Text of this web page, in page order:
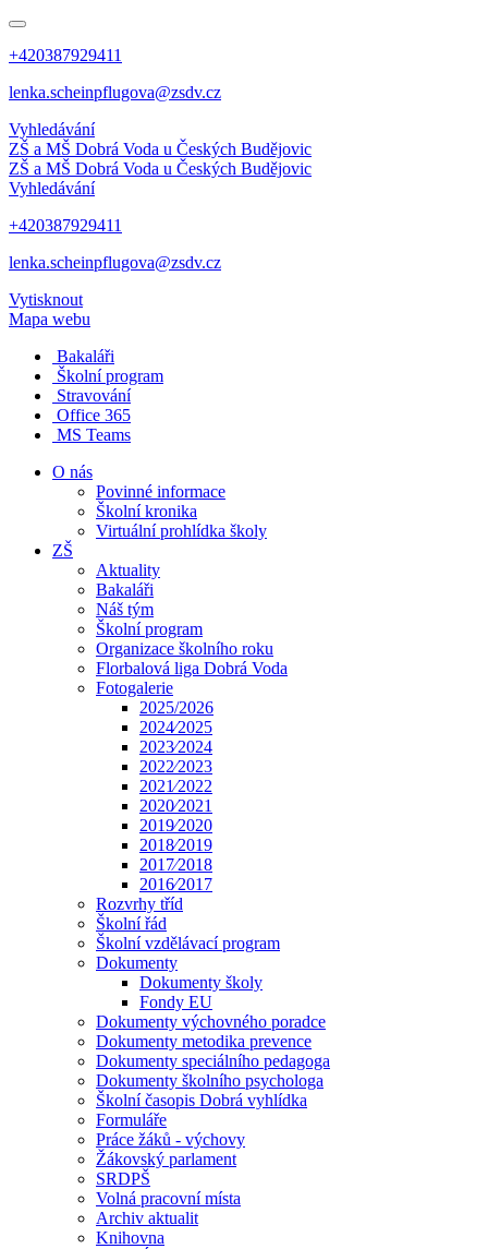
+420387929411
lenka.scheinpflugova@zsdv.cz
Vyhledávání
ZŠ a MŠ Dobrá Voda u Českých Budějovic
ZŠ a MŠ Dobrá Voda u Českých Budějovic
Vyhledávání
+420387929411
lenka.scheinpflugova@zsdv.cz
Vytisknout
Mapa webu
Bakaláři
Školní program
Stravování
Office 365
MS Teams
O nás
Povinné informace
Školní kronika
Virtuální prohlídka školy
ZŠ
Aktuality
Bakaláři
Náš tým
Školní program
Organizace školního roku
Florbalová liga Dobrá Voda
Fotogalerie
2025/2026
2024⁄2025
2023⁄2024
2022⁄2023
2021⁄2022
2020⁄2021
2019⁄2020
2018⁄2019
2017⁄2018
2016⁄2017
Rozvrhy tříd
Školní řád
Školní vzdělávací program
Dokumenty
Dokumenty školy
Fondy EU
Dokumenty výchovného poradce
Dokumenty metodika prevence
Dokumenty speciálního pedagoga
Dokumenty školního psychologa
Školní časopis Dobrá vyhlídka
Formuláře
Práce žáků - výchovy
Žákovský parlament
SRDPŠ
Volná pracovní místa
Archiv aktualit
Knihovna